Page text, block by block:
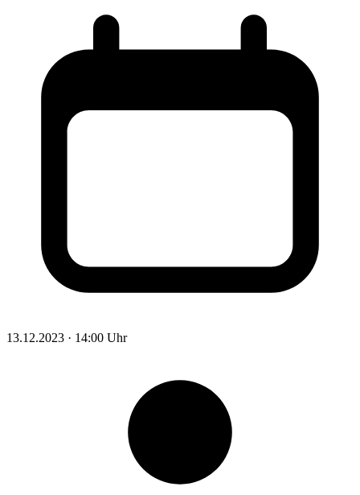
13.12.2023 · 14:00 Uhr